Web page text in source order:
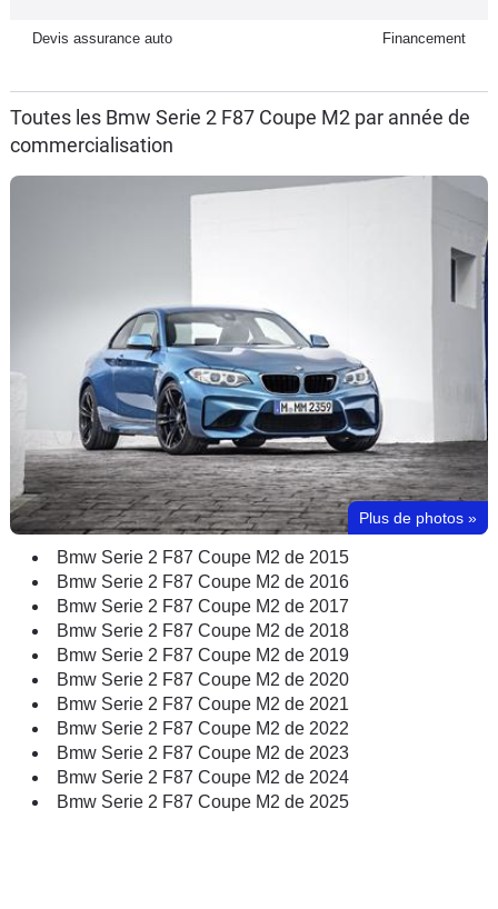
Forum
Moto
Marques
Devis assurance auto Financement
Toutes les Bmw Serie 2 F87 Coupe M2 par année de
commercialisation
Plus de photos »
Bmw Serie 2 F87 Coupe M2 de 2015
Bmw Serie 2 F87 Coupe M2 de 2016
Bmw Serie 2 F87 Coupe M2 de 2017
Bmw Serie 2 F87 Coupe M2 de 2018
Bmw Serie 2 F87 Coupe M2 de 2019
Bmw Serie 2 F87 Coupe M2 de 2020
Bmw Serie 2 F87 Coupe M2 de 2021
Bmw Serie 2 F87 Coupe M2 de 2022
Bmw Serie 2 F87 Coupe M2 de 2023
Bmw Serie 2 F87 Coupe M2 de 2024
Bmw Serie 2 F87 Coupe M2 de 2025